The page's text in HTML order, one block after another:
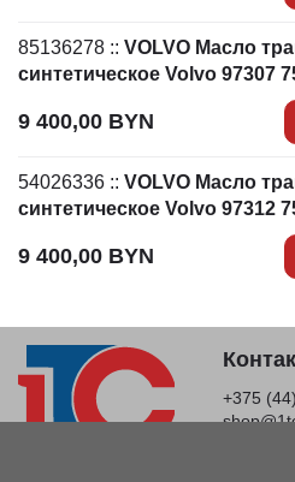
85136278 :: VOLVO Масло
синтетическое Volvo 97307
9 400,00 BYN
54026336 :: VOLVO Масло
синтетическое Volvo 97312
9 400,00 BYN
+375